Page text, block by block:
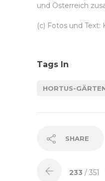
und Österreich
(c) Fotos und Text:
Tags In
HORTUS-
SHARE
233 / 351